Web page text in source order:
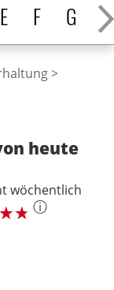
E F G H
heute
wöchentlich
ⓘ